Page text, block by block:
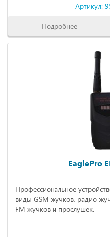
Артикул:
Подробнее
EaglePro
Профессиональное
виды GSM жучков, радио
FM жучков и прослушек.